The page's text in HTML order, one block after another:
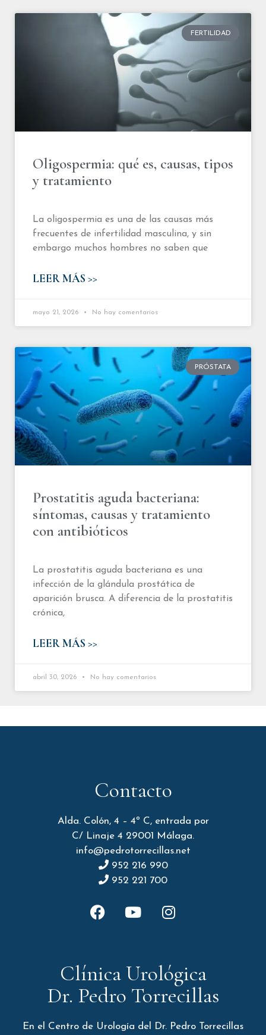
FERTILIDAD
Oligospermia: qué es, causas, tipos
y tratamiento
La oligospermia es una de las causas más
frecuentes de infertilidad masculina, y sin
embargo muchos hombres no saben que
LEER MÁS >>
mayo 21, 2026 No hay comentarios
PRÓSTATA
Prostatitis aguda bacteriana:
síntomas, causas y tratamiento
con antibióticos
La prostatitis aguda bacteriana es una
infección de la glándula prostática de
aparición brusca. A diferencia de la prostatitis
crónica,
LEER MÁS >>
abril 30, 2026 No hay comentarios
Contacto
Alda. Colón, 4 – 4º C, entrada por
C/ Linaje 4 29001 Málaga.
info@pedrotorrecillas.net
952 216 990
952 221 700
Clínica Urológica
Dr. Pedro Torrecillas
En el Centro de Urología del Dr. Pedro Torrecillas